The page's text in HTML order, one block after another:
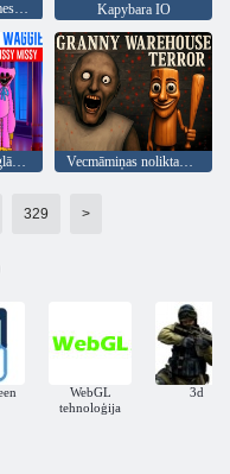
Obbijs: Mini-Games VS 1000 Kapybara IO
Huggy Waggie izglābj Kissy Missy
329 >
WebGL
tehnoloģija
3d